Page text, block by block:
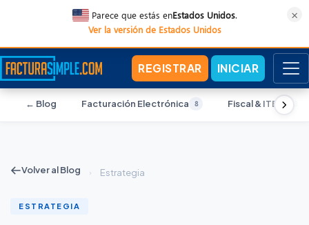
Parece que estás enEstados Unidos.
Ver la versión de Estados Unidos
×
REGISTRAR INICIAR
← Blog Facturación Electrónica 8 Fiscal & ITBIS 13
Volver al Blog › Estrategia
ESTRATEGIA